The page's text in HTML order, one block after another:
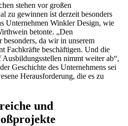
stehen vor großen
zu gewinnen ist derzeit besonders
Unternehmen Winkler Design, wie
betonte. „Den
da wir in unserem
Fachkräfte beschäftigen. Und die
nimmt weiter ab“,
Geschichte des Unternehmens sei
Herausforderung, die es zu
und